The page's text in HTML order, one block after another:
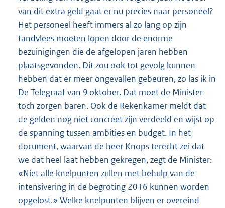
van dit extra geld gaat er nu precies naar personeel?
Het personeel heeft immers al zo lang op zijn
tandvlees moeten lopen door de enorme
bezuinigingen die de afgelopen jaren hebben
plaatsgevonden. Dit zou ook tot gevolg kunnen
hebben dat er meer ongevallen gebeuren, zo las ik in
De Telegraaf van 9 oktober. Dat moet de Minister
toch zorgen baren. Ook de Rekenkamer meldt dat
de gelden nog niet concreet zijn verdeeld en wijst op
de spanning tussen ambities en budget. In het
document, waarvan de heer Knops terecht zei dat
we dat heel laat hebben gekregen, zegt de Minister:
«Niet alle knelpunten zullen met behulp van de
intensivering in de begroting 2016 kunnen worden
opgelost.» Welke knelpunten blijven er overeind